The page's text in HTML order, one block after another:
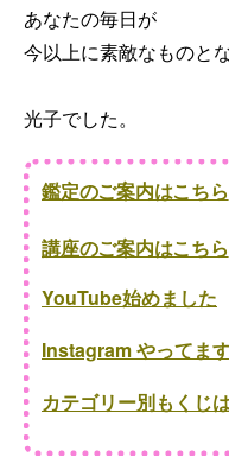
あなたの毎日が
今以上に素敵なものと
光子でした。
鑑定のご案内はこちら
講座のご案内はこちら
YouTube始めました
Instagram やってま
カテゴリー別もくじ